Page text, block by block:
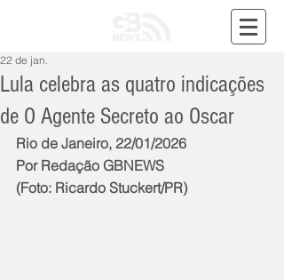
Lula celebra as quatro indicações
de O Agente Secreto ao Oscar
22 de jan.
Rio de Janeiro, 22/01/2026
Por Redação GBNEWS
(Foto: Ricardo Stuckert/PR)